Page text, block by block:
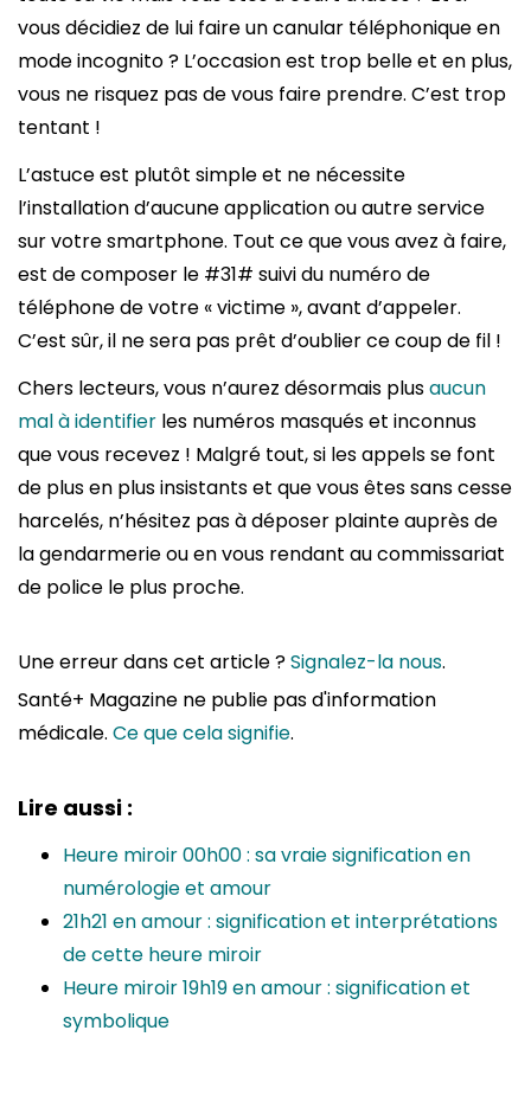
vous décidiez de lui faire un canular téléphonique en
mode incognito ? L’occasion est trop belle et en plus,
vous ne risquez pas de vous faire prendre. C’est trop
tentant !
L’astuce est plutôt simple et ne nécessite
l’installation d’aucune application ou autre service
sur votre smartphone. Tout ce que vous avez à faire,
est de composer le #31# suivi du numéro de
téléphone de votre « victime », avant d’appeler.
C’est sûr, il ne sera pas prêt d’oublier ce coup de fil !
Chers lecteurs, vous n’aurez désormais plusaucun
mal à identifier les numéros masqués et inconnus
que vous recevez ! Malgré tout, si les appels se font
de plus en plus insistants et que vous êtes sans cesse
harcelés, n’hésitez pas à déposer plainte auprès de
la gendarmerie ou en vous rendant au commissariat
de police le plus proche.
Une erreur dans cet article ?Signalez-la nous.
Santé+ Magazine ne publie pas d'information
médicale. Ce que cela signifie.
Lire aussi :
Heure miroir 00h00 : sa vraie signification en
numérologie et amour
21h21 en amour : signification et interprétations
de cette heure miroir
Heure miroir 19h19 en amour : signification et
symbolique